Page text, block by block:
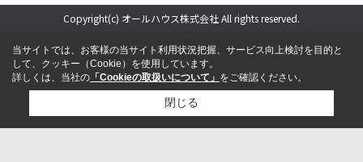
Copyright(c) オールハウス株式会社 All rights reserved.
当サイトでは、お客様の当サイト利用状況把握、サービス向上検討を目的と
して、クッキー（Cookie）を使用しています。
詳しくは、当社の 「Cookieの取扱いについて」 をご確認ください。
閉じる